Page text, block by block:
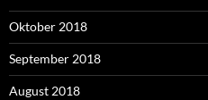
Oktober 2018
September 2018
August 2018